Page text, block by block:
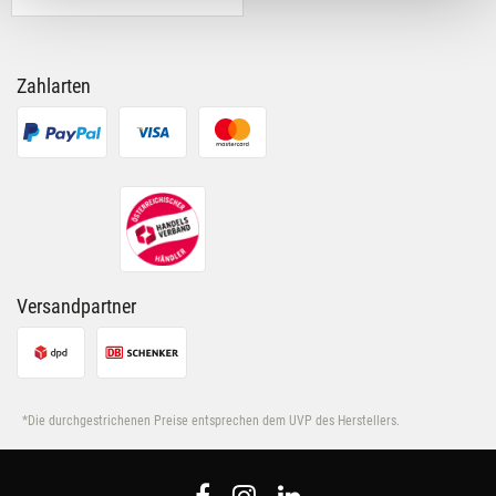
für soziale Medien, Werbung und Analysen weiter.
ihnen bereitgestellt hast oder die sie im Rahmen Deiner
Nutzung der Dienste gesammelt haben.
Zahlarten
Versandpartner
*Die durchgestrichenen Preise entsprechen dem UVP des Herstellers.